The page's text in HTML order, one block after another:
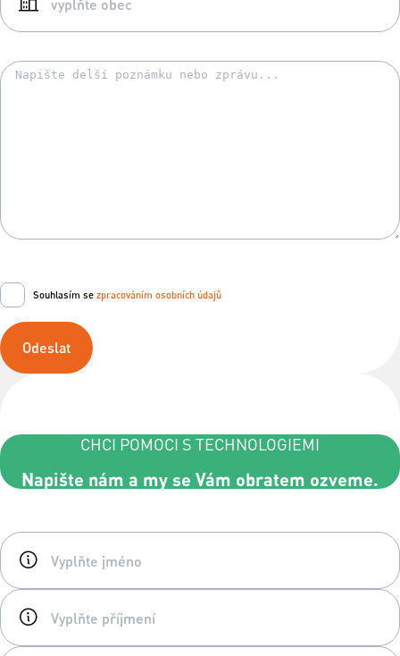
Souhlasím se zpracováním osobních údajů
Odeslat
CHCI POMOCI S TECHNOLOGIEMI
Napište nám a my se Vám obratem ozveme.